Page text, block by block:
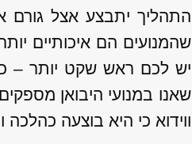
התהליך יתבצע אצל גורם
שהמנועים הם איכותיים
יש לכם ראש שקט יותר –
שאנו במנועי היבואן
ווידוא כי היא בוצעה